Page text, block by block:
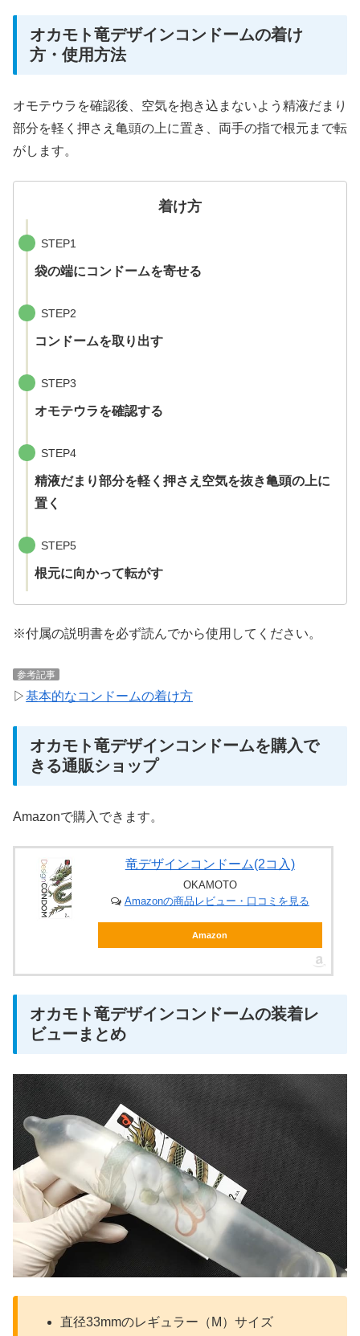
オカモト竜デザインコンドームの着け
方・使用方法
オモテウラを確認後、空気を抱き込まないよう精液だまり
部分を軽く押さえ亀頭の上に置き、両手の指で根元まで転
がします。
着け方
STEP1
袋の端にコンドームを寄せる
STEP2
コンドームを取り出す
STEP3
オモテウラを確認する
STEP4
精液だまり部分を軽く押さえ空気を抜き亀頭の上に
置く
STEP5
根元に向かって転がす
※付属の説明書を必ず読んでから使用してください。
参考記事
▷基本的なコンドームの着け方
オカモト竜デザインコンドームを購入で
きる通販ショップ
Amazonで購入できます。
竜デザインコンドーム(2コ入)
OKAMOTO
Amazonの商品レビュー・口コミを見る
Amazon
オカモト竜デザインコンドームの装着レ
ビューまとめ
直径33mmのレギュラー（M）サイズ